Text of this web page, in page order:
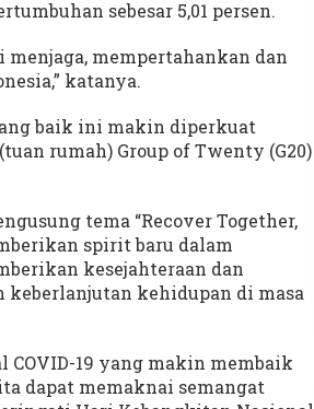
sebesar 5,01 persen.
mempertahankan dan
katanya.
baik ini makin diperkuat
rumah) Group of Twenty (G20)
tema “Recover Together,
spirit baru dalam
kesejahteraan dan
kehidupan di masa
COVID-19 yang makin membaik
dapat memaknai semangat